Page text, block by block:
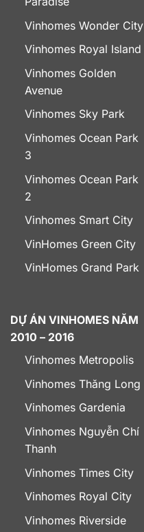
Vinhomes Wonder City
Vinhomes Royal Island
Vinhomes Golden
Avenue
Vinhomes Sky Park
Vinhomes Ocean Park
3
Vinhomes Ocean Park
2
Vinhomes Smart City
VinHomes Green City
VinHomes Grand Park
DỰ ÁN VINHOMES NĂM
2010 – 2016
Vinhomes Metropolis
Vinhomes Thăng Long
Vinhomes Gardenia
Vinhomes Nguyễn Chí
Thanh
Vinhomes Times City
Vinhomes Royal City
Vinhomes Riverside